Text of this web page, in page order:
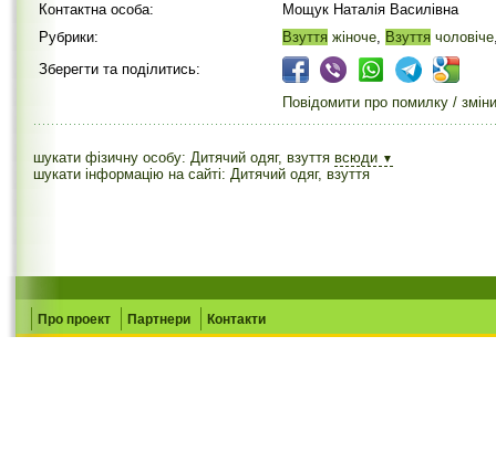
Контактна особа:
Мощук Наталія Василівна
Рубрики:
Взуття жіноче, Взуття чоловіче
Зберегти та поділитись:
Повідомити про помилку / зміни
шукати фізичну особу: Дитячий одяг, взуття всюди ▼
шукати інформацію на сайті: Дитячий одяг, взуття
Про проект Партнери Контакти